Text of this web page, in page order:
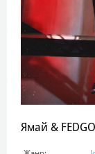
Ямай &